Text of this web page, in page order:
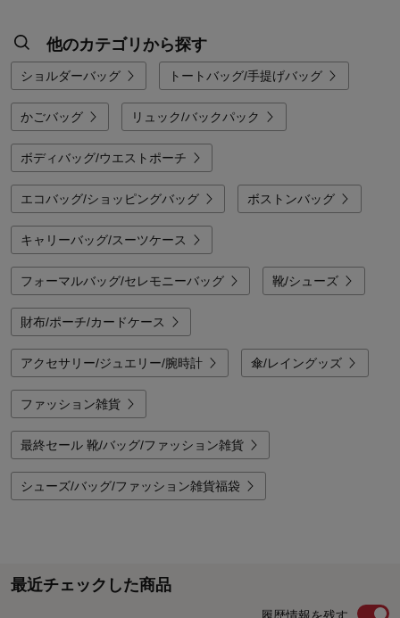
他のカテゴリから探す
ショルダーバッグ トートバッグ/手提げバッグ
かごバッグ リュック/バックパック
ボディバッグ/ウエストポーチ
エコバッグ/ショッピングバッグ ボストンバッグ
キャリーバッグ/スーツケース
フォーマルバッグ/セレモニーバッグ 靴/シューズ
財布/ポーチ/カードケース
アクセサリー/ジュエリー/腕時計 傘/レイングッズ
ファッション雑貨
最終セール 靴/バッグ/ファッション雑貨
シューズ/バッグ/ファッション雑貨福袋
最近チェックした商品